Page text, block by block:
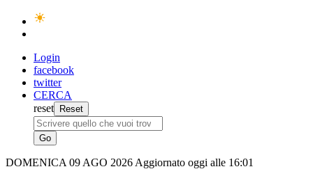
Login
facebook
twitter
CERCA
reset
DOMENICA 09 AGO 2026 Aggiornato oggi alle 16:01